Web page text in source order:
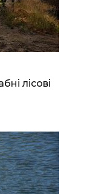
лісові